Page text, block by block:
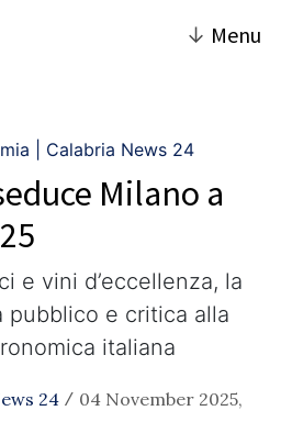
↓ Menu
| Calabria News 24
Milano a
e vini d’eccellenza, la
pubblico e critica alla
italiana
24 / 04 November 2025,